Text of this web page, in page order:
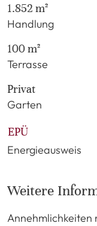
1.852 m²
Handlung
100 m²
Terrasse
Privat
Garten
EPÜ
Energieausweis
Weitere
Annehmlichkeiten